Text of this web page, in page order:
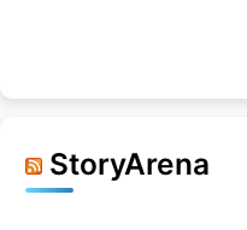
StoryArena